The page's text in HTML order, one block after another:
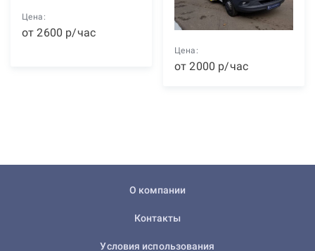
Цена:
от2600 р/час
Цена:
от2000 р/час
О компании
Контакты
Условия использования